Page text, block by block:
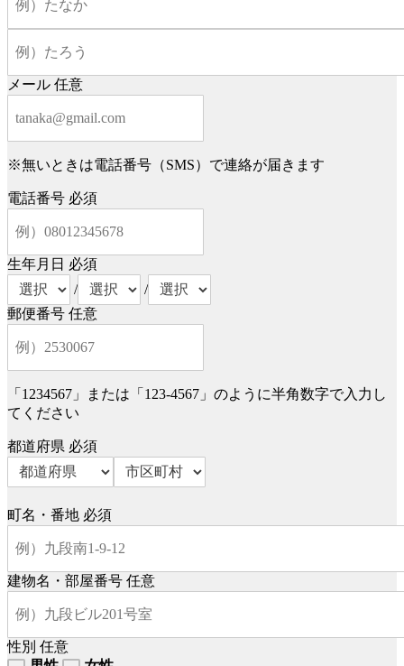
メール 任意
※無いときは電話番号（SMS）で連絡が届きます
電話番号 必須
生年月日 必須
/
/
郵便番号 任意
「1234567」または「123-4567」のように半角数字で入力し
てください
都道府県 必須
町名・番地 必須
建物名・部屋番号 任意
性別 任意